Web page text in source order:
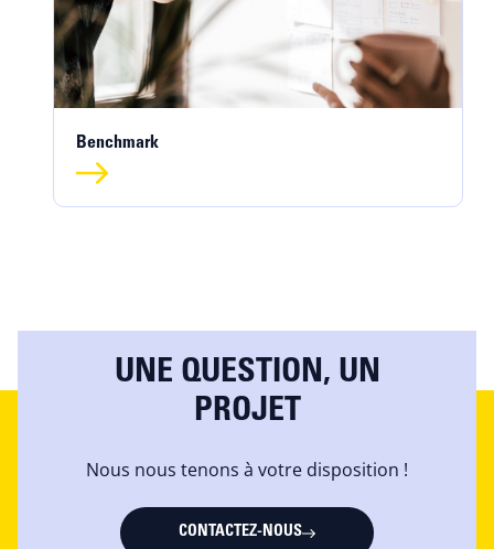
Benchmark
UNE QUESTION, UN
PROJET
Nous nous tenons à votre disposition !
CONTACTEZ-NOUS